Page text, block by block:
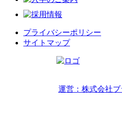
プライバシーポリシー
サイトマップ
運営：株式会社